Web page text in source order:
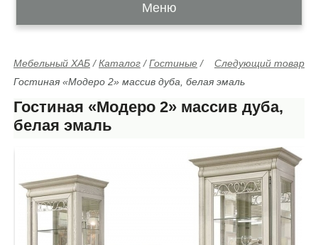
Меню
Следующий товар
Мебельный ХАБ /Каталог /Гостиные /
Гостиная «Модеро 2» массив дуба, белая эмаль
Гостиная «Модеро 2» массив дуба,
белая эмаль